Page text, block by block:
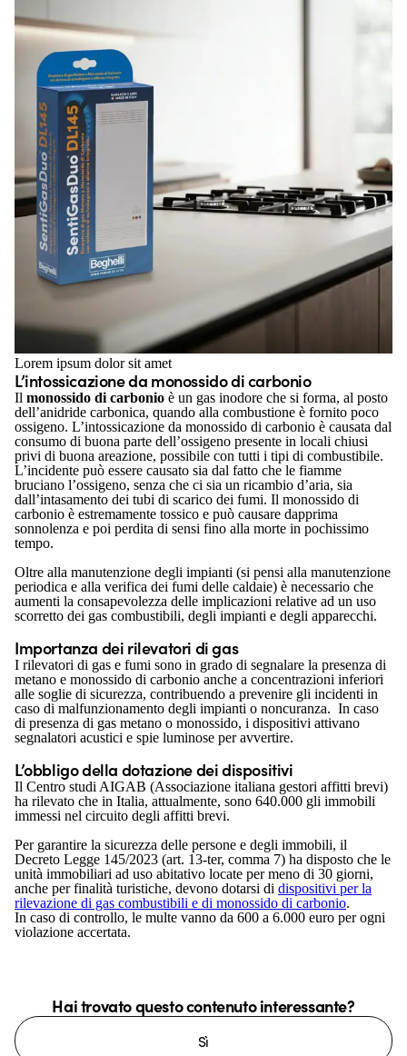
Lorem ipsum dolor sit amet
L’intossicazione da monossido di carbonio
Il monossido di carbonio è un gas inodore che si forma, al posto
dell’anidride carbonica, quando alla combustione è fornito poco
ossigeno. L’intossicazione da monossido di carbonio è causata dal
consumo di buona parte dell’ossigeno presente in locali chiusi
privi di buona areazione, possibile con tutti i tipi di combustibile.
L’incidente può essere causato sia dal fatto che le fiamme
bruciano l’ossigeno, senza che ci sia un ricambio d’aria, sia
dall’intasamento dei tubi di scarico dei fumi. Il monossido di
carbonio è estremamente tossico e può causare dapprima
sonnolenza e poi perdita di sensi fino alla morte in pochissimo
tempo.
Oltre alla manutenzione degli impianti (si pensi alla manutenzione
periodica e alla verifica dei fumi delle caldaie) è necessario che
aumenti la consapevolezza delle implicazioni relative ad un uso
scorretto dei gas combustibili, degli impianti e degli apparecchi.
Importanza dei rilevatori di gas
I rilevatori di gas e fumi sono in grado di segnalare la presenza di
metano e monossido di carbonio anche a concentrazioni inferiori
alle soglie di sicurezza, contribuendo a prevenire gli incidenti in
caso di malfunzionamento degli impianti o noncuranza. In caso
di presenza di gas metano o monossido, i dispositivi attivano
segnalatori acustici e spie luminose per avvertire.
L’obbligo della dotazione dei dispositivi
Il Centro studi AIGAB (Associazione italiana gestori affitti brevi)
ha rilevato che in Italia, attualmente, sono 640.000 gli immobili
immessi nel circuito degli affitti brevi.
Per garantire la sicurezza delle persone e degli immobili, il
Decreto Legge 145/2023 (art. 13-ter, comma 7) ha disposto che le
unità immobiliari ad uso abitativo locate per meno di 30 giorni,
anche per finalità turistiche, devono dotarsi di dispositivi per la
rilevazione di gas combustibili e di monossido di carbonio.
In caso di controllo, le multe vanno da 600 a 6.000 euro per ogni
violazione accertata.
Hai trovato questo contenuto interessante?
Sì